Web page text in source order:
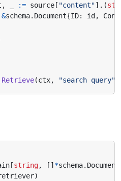
, := source [ "content"].(
&schema. Document{ID: id ,
Retrieve(ctx, "search query"
[string, [] *schema. Document
)